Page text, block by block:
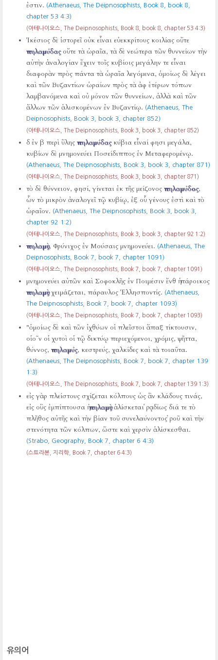
ἐστιν. (Athenaeus, The Deipnosophists, Book 8, book 8,
chapter 53 4:3)
(아테나이오스, The Deipnosophists, Book 8, book 8, chapter 53 4:3)
Ἱκέσιος δὲ ἱστορεῖ οὐκ εἶναι εὐεκκρίτους κοιλίας οὔτε
πηλαμύδαςοὔτε τὰ ὡραῖα, τὰ δὲ νεώτερα τῶν θυννείων τὴν
αὐτὴν ἀναλογίαν ἔχειν τοῖς κυβίοις μεγάλην τε εἶναι
διαφορὰν πρὸς πάντα τὰ ὡραῖα λεγόμενα, ὁμοίως δὲ λέγει
καὶ τῶν Βυζαντίων ὡραίων πρὸς τὰ ἀφ ἑτέρων τόπων
λαμβανόμενα καὶ οὐ μόνον τῶν θυννείων, ἀλλὰ καὶ τῶν
ἄλλων τῶν ἁλισκομένων ἐν Βυζαντίῳ. (Athenaeus, The
Deipnosophists, Book 3, book 3, chapter 852)
(아테나이오스, The Deipnosophists, Book 3, book 3, chapter 852)
δ ἐν β περὶ ὕληςπηλαμύδαςκύβια εἶναί φησι μεγάλα,
κυβίων δὲ μνημονεύει Ποσείδιππος ἐν Μεταφερομένῳ.
(Athenaeus, The Deipnosophists, Book 3, book 3, chapter 871)
(아테나이오스, The Deipnosophists, Book 3, book 3, chapter 871)
τὸ δὲ θύννειον, φησί, γίνεται ἐκ τῆς μείζονοςπηλαμύδος,
ὧν τὸ μικρὸν ἀναλογεῖ τῷ κυβίῳ, ἐξ οὗ γένους ἐστὶ καὶ τὸ
ὡραῖον. (Athenaeus, The Deipnosophists, Book 3, book 3,
chapter 92 1:2)
(아테나이오스, The Deipnosophists, Book 3, book 3, chapter 92 1:2)
πηλαμὺς, Φρύνιχος ἐν Μούσαις μνημονεύει. (Athenaeus, The
Deipnosophists, Book 7, book 7, chapter 1091)
(아테나이오스, The Deipnosophists, Book 7, book 7, chapter 1091)
μνημονεύει αὐτῶν καὶ Σοφοκλῆς ἐν Ποιμέσιν ἔνθ ἡ πάροικος
πηλαμὺςχειμάζεται, πάραυλος Ἑλλησποντίς. (Athenaeus,
The Deipnosophists, Book 7, book 7, chapter 1093)
(아테나이오스, The Deipnosophists, Book 7, book 7, chapter 1093)
"ὁμοίως δὲ καὶ τῶν ἰχθύων οἱ πλεῖστοι ἅπαξ τίκτουσιν,
οἱο῀ν οἱ χυτοὶ οἱ τῷ δικτύῳ περιεχόμενοι, χρόμις, ψῆττα,
θύννος,πηλαμύς, κεστρεύς, χαλκίδες καὶ τὰ τοιαῦτα.
(Athenaeus, The Deipnosophists, Book 7, book 7, chapter 139
1:3)
(아테나이오스, The Deipnosophists, Book 7, book 7, chapter 139 1:3)
εἰς γὰρ πλείστους σχίζεται κόλπους ὡς ἂν κλάδους τινάς,
εἰς οὓς ἐμπίπτουσα ἡπηλαμὺςἁλίσκεται ῥᾳδίως διά τε τὸ
πλῆθος αὐτῆς καὶ τὴν βίαν τοῦ συνελαύνοντος ῥοῦ καὶ τὴν
στενότητα τῶν κόλπων, ὥστε καὶ χερσὶν ἁλίσκεσθαι.
(Strabo, Geography, Book 7, chapter 6 4:3)
(스트라본, 지리학, Book 7, chapter 6 4:3)
유의어